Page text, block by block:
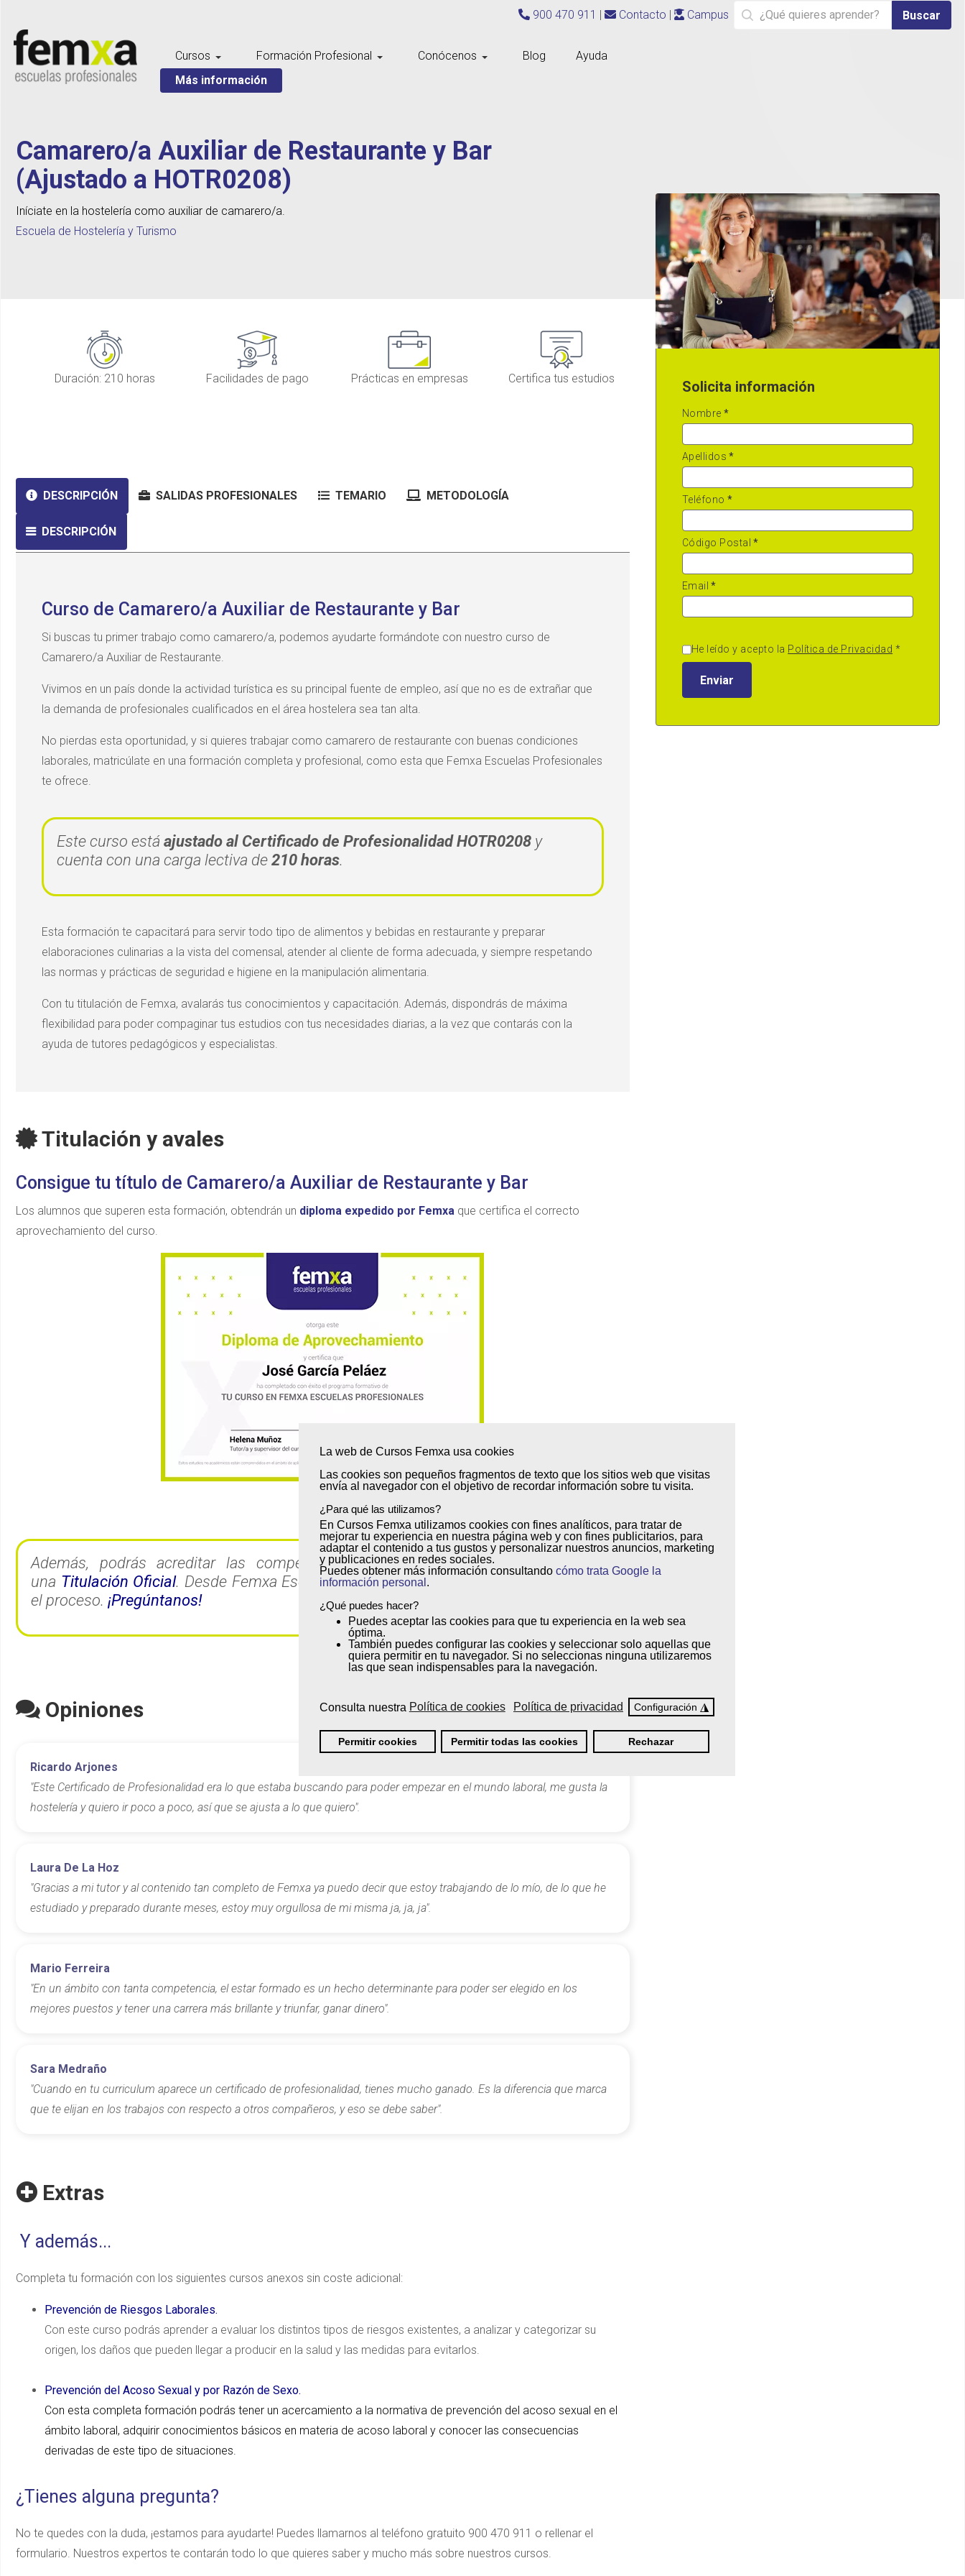
La web de Cursos Femxa usa cookies
Las cookies son pequeños fragmentos de textoque los sitios web que visitas
envía al navegadorcon el objetivo de recordar información sobre tu visita.
¿Para qué las utilizamos?
En Cursos Femxa utilizamos cookies con fines analíticos, para tratar de
mejorar tu experiencia en nuestra página web y con fines publicitarios, para
adaptar el contenido a tus gustos y personalizar nuestros anuncios, marketing
y publicaciones en redes sociales.
Puedes obtener más información consultando cómo trata Google la
información personal .
¿Qué puedes hacer?
Puedes aceptarlas cookies para que tu experiencia en la web sea
óptima.
También puedes configurarlas cookies y seleccionar solo aquellas que
quiera permitir en tu navegador. Si no seleccionas ninguna utilizaremos
las que sean indispensables para la navegación.
Consulta nuestra Política de cookies Política de privacidad Configuración ◮
Permitir cookies Permitir todas las cookies Rechazar
Cursos Formación Profesional Conócenos Blog
Ayuda
Más información
900 470 911 Contacto Campus Buscar
Camarero/a Auxiliar de Restaurante y Bar
(Ajustado a HOTR0208)
Iníciate en la hostelería como auxiliar de camarero/a.
Escuela de Hostelería y Turismo
Duración: 210 horas Facilidades de pago Prácticas en empresas Certifica tus estudios Solicita información
Nombre *
Apellidos *
Teléfono *
Código Postal *
Email *
He leído y acepto la Política de Privacidad *
Enviar
DESCRIPCIÓN SALIDAS PROFESIONALES TEMARIO METODOLOGÍA
DESCRIPCIÓN
Curso de Camarero/a Auxiliar de Restaurante y Bar
Si buscas tu primer trabajo como camarero/a, podemos ayudarte formándote con nuestro curso de
Camarero/a Auxiliar de Restaurante.
Vivimos en un país donde la actividad turística es su principal fuente de empleo, así que no es de extrañar que
la demanda de profesionales cualificados en el área hostelera sea tan alta.
No pierdas esta oportunidad, y si quieres trabajar como camarero de restaurante con buenas condiciones
laborales, matricúlate en una formación completa y profesional, como esta que Femxa Escuelas Profesionales
te ofrece.
Este curso está ajustado al Certificado de Profesionalidad HOTR0208 y
cuenta con una carga lectiva de 210 horas.
Esta formación te capacitará para servir todo tipo de alimentos y bebidas en restaurante y preparar
elaboraciones culinarias a la vista del comensal, atender al cliente de forma adecuada, y siempre respetando
las normas y prácticas de seguridad e higiene en la manipulación alimentaria.
Con tu titulación de Femxa, avalarás tus conocimientos y capacitación. Además, dispondrás de máxima
flexibilidad para poder compaginar tus estudios con tus necesidades diarias, a la vez que contarás con la
ayuda de tutores pedagógicos y especialistas.
Titulación y avales
Consigue tu título de Camarero/a Auxiliar de Restaurante y Bar
Los alumnos que superen esta formación, obtendrán un diploma expedido por Femxa que certifica el correcto
aprovechamiento del curso.
Además, podrás acreditar las competencias profesionales adquiridas y obtener
una Titulación Oficial. Desde Femxa Escuelas Profesionales te asesoraremos en todo
el proceso. ¡Pregúntanos!
Opiniones
Ricardo Arjones
"Este Certificado de Profesionalidad era lo que estaba buscando para poder empezar en el mundo laboral, me gusta la
hostelería y quiero ir poco a poco, así que se ajusta a lo que quiero".
Laura De La Hoz
"Gracias a mi tutor y al contenido tan completo de Femxa ya puedo decir que estoy trabajando de lo mío, de lo que he
estudiado y preparado durante meses, estoy muy orgullosa de mi misma ja, ja, ja".
Mario Ferreira
"En un ámbito con tanta competencia, el estar formado es un hecho determinante para poder ser elegido en los
mejores puestos y tener una carrera más brillante y triunfar, ganar dinero".
Sara Medraño
"Cuando en tu curriculum aparece un certificado de profesionalidad, tienes mucho ganado. Es la diferencia que marca
que te elijan en los trabajos con respecto a otros compañeros, y eso se debe saber".
Extras
Y además...
Completa tu formación con los siguientes cursos anexos sin coste adicional:
Prevención de Riesgos Laborales.
Con este curso podrás aprender a evaluar los distintos tipos de riesgos existentes, a analizar y categorizar su
origen, los daños que pueden llegar a producir en la salud y las medidas para evitarlos.
Prevención del Acoso Sexual y por Razón de Sexo.
Con esta completa formación podrás tener un acercamiento a la normativa de prevención del acoso sexual en el
ámbito laboral, adquirir conocimientos básicos en materia de acoso laboral y conocer las consecuencias
derivadas de este tipo de situaciones.
¿Tienes alguna pregunta?
No te quedes con la duda, ¡estamos para ayudarte! Puedes llamarnos al teléfono gratuito 900 470 911 o rellenar el
formulario. Nuestros expertos te contarán todo lo que quieres saber y mucho más sobre nuestros cursos.